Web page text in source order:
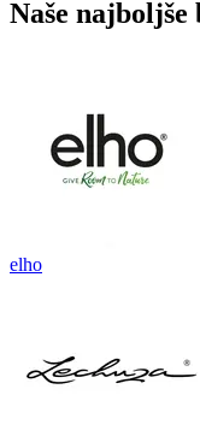
Naše najboljše
elho